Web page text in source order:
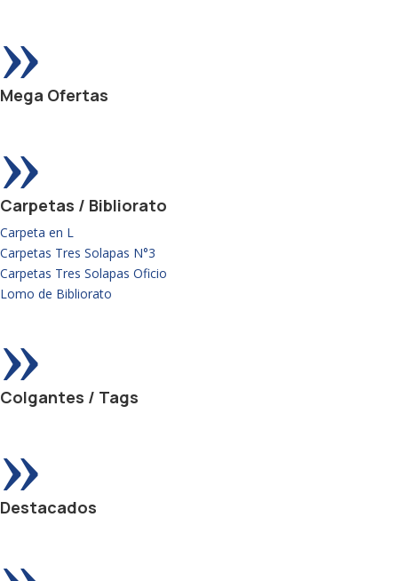
»
Mega Ofertas
»
Carpetas / Bibliorato
Carpeta en L
Carpetas Tres Solapas N°3
Carpetas Tres Solapas Oficio
Lomo de Bibliorato
»
Colgantes / Tags
»
Destacados